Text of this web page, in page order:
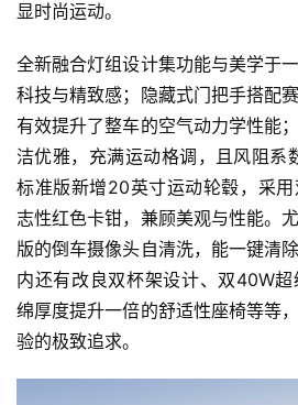
显时尚运动。
全新融合灯组设计集功能与美学于
科技与精致感；隐藏式门把手搭配
有效提升了整车的空气动力学性能
洁优雅，充满运动格调，且风阻系
标准版新增20英寸运动轮毂，采
志性红色卡钳，兼顾美观与性能。
版的倒车摄像头自清洗，能一键清
内还有改良双杯架设计、双40W
绵厚度提升一倍的舒适性座椅等等
验的极致追求。